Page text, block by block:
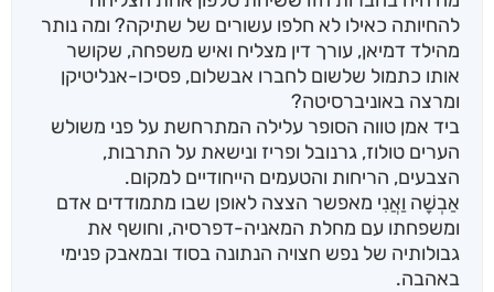
להחיותה כאילו לא חלפו עשורים של שתיקה? ומה נותר
מהילד דמיאן, עורך דין מצליח ואיש משפחה, שקושר
אותו כתמול שלשום לחברו אבשלום, פסיכו-אנליטיקן
ומרצה באוניברסיטה?
ביד אמן טווה הסופר עלילה המתרחשת על פני משולש
הערים טולוז, גרנובל ופריז ונישאת על התרבות,
הצבעים, הריחות והטעמים הייחודיים למקום.
אַבְשָׁה וַאֲנִי מאפשר הצצה לאופן שבו מתמודדים אדם
ומשפחתו עם מחלת המאניה-דפרסיה, וחושף את
גבולותיה של נפש חצויה הנתונה בסוד ובמאבק פנימי
באהבה.